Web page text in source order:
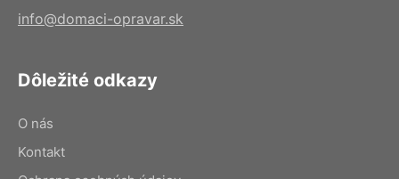
info@domaci-opravar.sk
Dôležité odkazy
O nás
Kontakt